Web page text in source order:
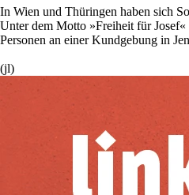
In Wien und Thüringen haben sich
Unter dem Motto »Freiheit für
Personen an einer Kundgebung in
(jl)